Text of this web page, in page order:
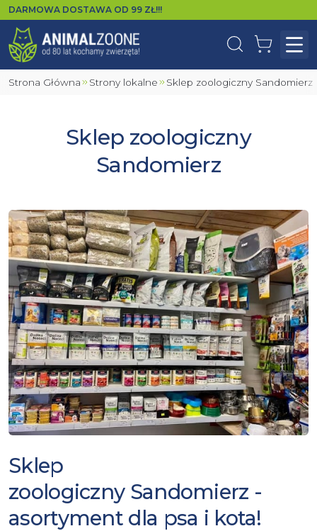
DARMOWA DOSTAWA OD 99 ZŁ!!!
WyszukajKoszyk
Strona Główna Strony lokalne Sklep zoologiczny Sandomierz
Sklep zoologiczny
Sandomierz
Sklep
zoologiczny Sandomierz -
asortyment dla psa i kota!